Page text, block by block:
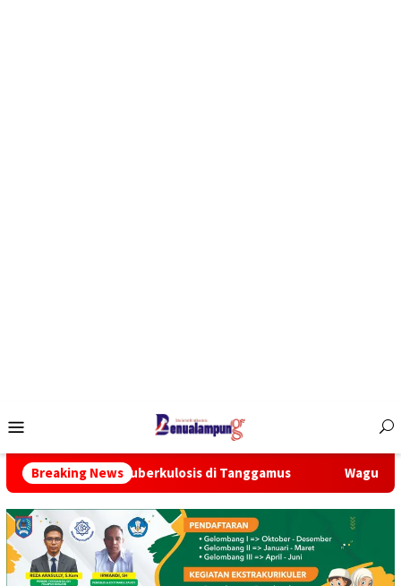
Mobile
Breaking News
di Tanggamus Wagub Jihan Kukuhkan